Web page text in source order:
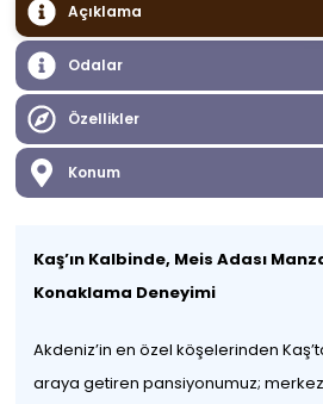
Açıklama
Odalar
Özellikler
Konum
Kaş’ın Kalbinde, Meis Adası
Konaklama Deneyimi
Akdeniz’in en özel köşelerinden
araya getiren pansiyonumuz;